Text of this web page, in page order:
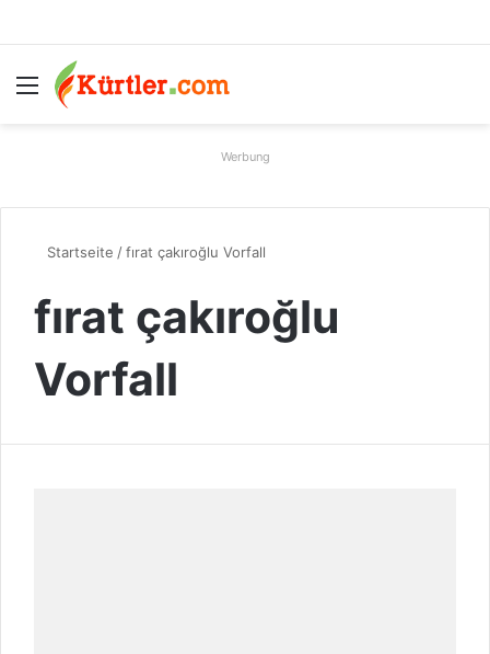
Menü
Werbung
Startseite /fırat çakıroğlu Vorfall
fırat çakıroğlu
Vorfall